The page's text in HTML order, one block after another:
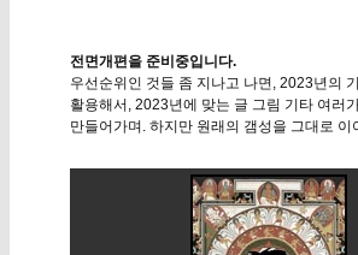
전면개편을 준비중입니다.
우선순위인 것들 좀 지나고 나면, 2023년의
활용해서, 2023년에 맞는 글 그림 기타 여러
만들어가며. 하지만 원래의 갬성을 그대로 이